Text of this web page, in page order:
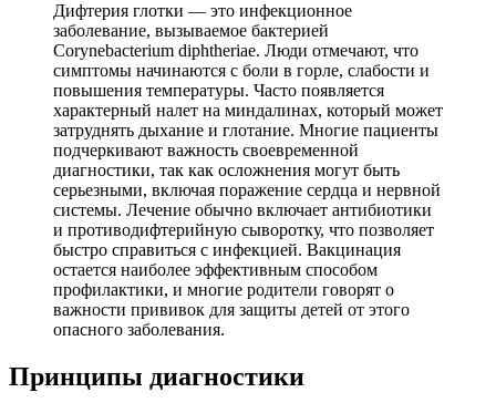
Дифтерия глотки — это инфекционное
заболевание, вызываемое бактерией
Corynebacterium diphtheriae. Люди отмечают, что
симптомы начинаются с боли в горле, слабости и
повышения температуры. Часто появляется
характерный налет на миндалинах, который может
затруднять дыхание и глотание. Многие пациенты
подчеркивают важность своевременной
диагностики, так как осложнения могут быть
серьезными, включая поражение сердца и нервной
системы. Лечение обычно включает антибиотики
и противодифтерийную сыворотку, что позволяет
быстро справиться с инфекцией. Вакцинация
остается наиболее эффективным способом
профилактики, и многие родители говорят о
важности прививок для защиты детей от этого
опасного заболевания.
Принципы диагностики